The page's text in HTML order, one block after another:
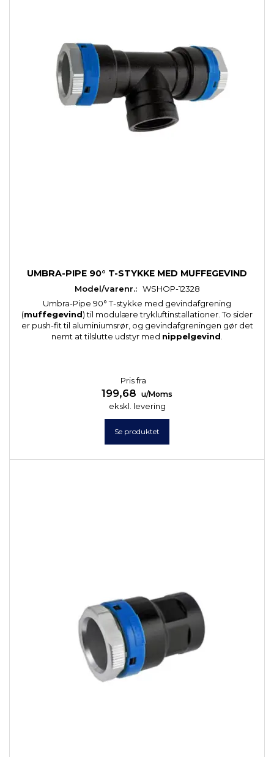
UMBRA-PIPE 90° T-STYKKE MED MUFFEGEVIND
Model/varenr.: WSHOP-12328
Umbra-Pipe 90° T-stykke med gevindafgrening
(muffegevind) til modulære trykluftinstallationer. To sider
er push-fit til aluminiumsrør, og gevindafgreningen gør det
nemt at tilslutte udstyr med nippelgevind
Pris fra
199,68 u/Moms
ekskl. levering
Se produktet